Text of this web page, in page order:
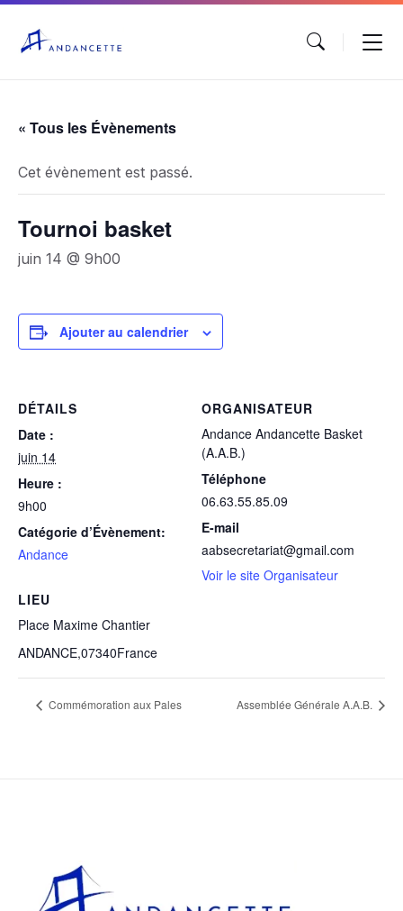
« Tous les Évènements
Cet évènement est passé.
Tournoi basket
juin 14 @ 9h00
Ajouter au calendrier
DÉTAILS
Date :
juin 14
Heure :
9h00
Catégorie d’Évènement:
Andance
LIEU
Place Maxime Chantier
ANDANCE,07340France
ORGANISATEUR
Andance Andancette Basket
(A.A.B.)
Téléphone
06.63.55.85.09
E-mail
aabsecretariat@gmail.com
Voir le site Organisateur
Commémoration aux Pales Assemblée Générale A.A.B.